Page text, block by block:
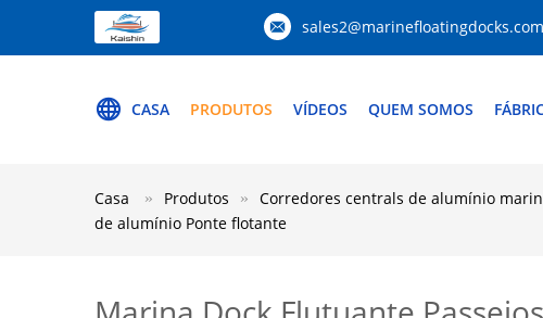
sales2@marinefloatingdocks.com
CASA PRODUTOS VÍDEOS QUEM SOMOS
Casa Produtos Corredores centrals de alumínio
de alumínio Ponte flotante